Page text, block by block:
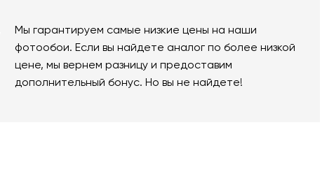
Мы гарантируем самые низкие цены на наши
фотообои. Если вы найдете аналог по более низкой
цене, мы вернем разницу и предоставим
дополнительный бонус. Но вы не найдете!